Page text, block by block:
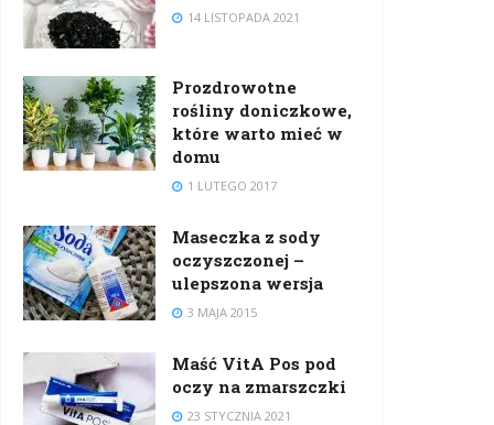
14 LISTOPADA 2021
Prozdrowotne
rośliny doniczkowe,
które warto mieć w
domu
1 LUTEGO 2017
Maseczka z sody
oczyszczonej –
ulepszona wersja
3 MAJA 2015
Maść VitA Pos pod
oczy na zmarszczki
23 STYCZNIA 2021